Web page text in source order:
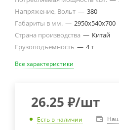
Напряжение, Вольт — 380
Габариты в мм. — 2950х540х700
Страна производства — Китай
Грузоподъемность — 4 т
Все характеристики
26.25 ₽/шт
Есть в наличии